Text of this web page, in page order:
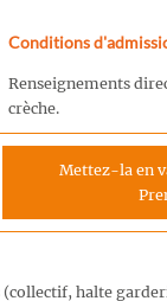
Conditions
Renseignements
crèche.
Mettez-la en
(collectif, halte